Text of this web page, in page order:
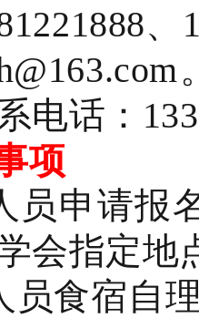
、
电话：
项
员申请报
会指定地
员食宿自